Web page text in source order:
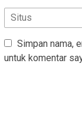
Simpan nama,
untuk komentar